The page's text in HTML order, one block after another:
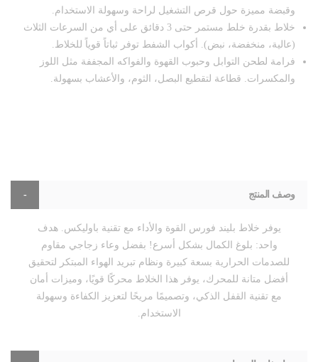
وقبضة مميزة حول قرص التشغيل لراحة وسهولة الاستخدام.
خلاط بقدرة خلط مستمر حتى 3 دقائق على أي من السرعات الثلاث
(عالية، منخفضة، نبض). أكواب الشفط توفر ثباتاً قوياً للخلاط.
فرامة لطحن التوابل وحبوب القهوة والفواكه المجففة مثل اللوز
والمكسرات. قطاعة لتقطيع البصل، الثوم، والأعشاب بسهولة.
وصف المنتج
يوفر خلاط بليند فورس القوة والأداء مع تقنية باوليكس. هدف
واحد: بلوغ الكمال بشكل أسرع! بفضل وعاء زجاجي مقاوم
للصدمات الحرارية بسعة كبيرة ونظام تبريد الهواء المبتكر لتحقيق
أفضل متانة للمحرك، يوفر هذا الخلاط محركًا قويًا، وميزات أمان
مع تقنية القفل الذكي، وتصميمًا مريحًا لتعزيز الكفاءة وسهولة
الاستخدام.